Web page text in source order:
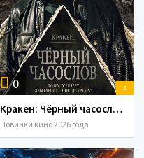
0
Кракен: Чёрный часослов (2026)
Новинки кино 2026 года